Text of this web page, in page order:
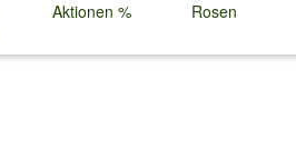
Aktionen %
↓
Rosen
↓ ↓